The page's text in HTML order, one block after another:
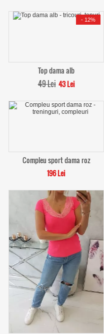
- 12%
Top dama alb
49 Lei 43 Lei
Compleu sport dama roz
196 Lei